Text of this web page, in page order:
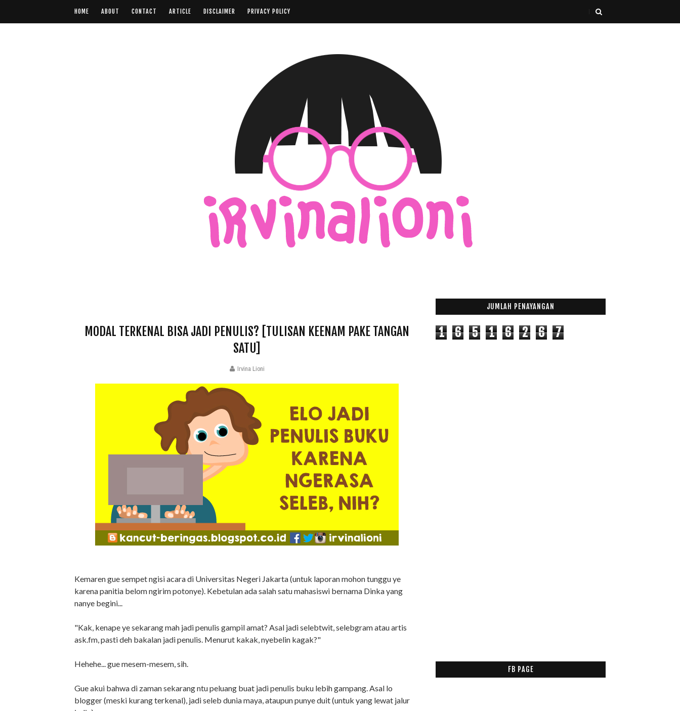
HOME ABOUT CONTACT ARTICLE DISCLAIMER PRIVACY POLICY
MODAL TERKENAL BISA JADI PENULIS? [TULISAN KEENAM PAKE TANGAN
SATU]
Irvina Lioni
Kemaren gue sempet ngisi acara di Universitas Negeri Jakarta (untuk laporan mohon tunggu ye
karena panitia belom ngirim potonye). Kebetulan ada salah satu mahasiswi bernama Dinka yang
nanye begini...
"Kak, kenape ye sekarang mah jadi penulis gampil amat? Asal jadi selebtwit, selebgram atau artis
ask.fm, pasti deh bakalan jadi penulis. Menurut kakak, nyebelin kagak?"
Hehehe... gue mesem-mesem, sih.
Gue akui bahwa di zaman sekarang ntu peluang buat jadi penulis buku lebih gampang. Asal lo
blogger (meski kurang terkenal), jadi seleb dunia maya, ataupun punye duit (untuk yang lewat jalur
JUMLAH PENAYANGAN
1 6 5 1 6 2 6 7
FB PAGE